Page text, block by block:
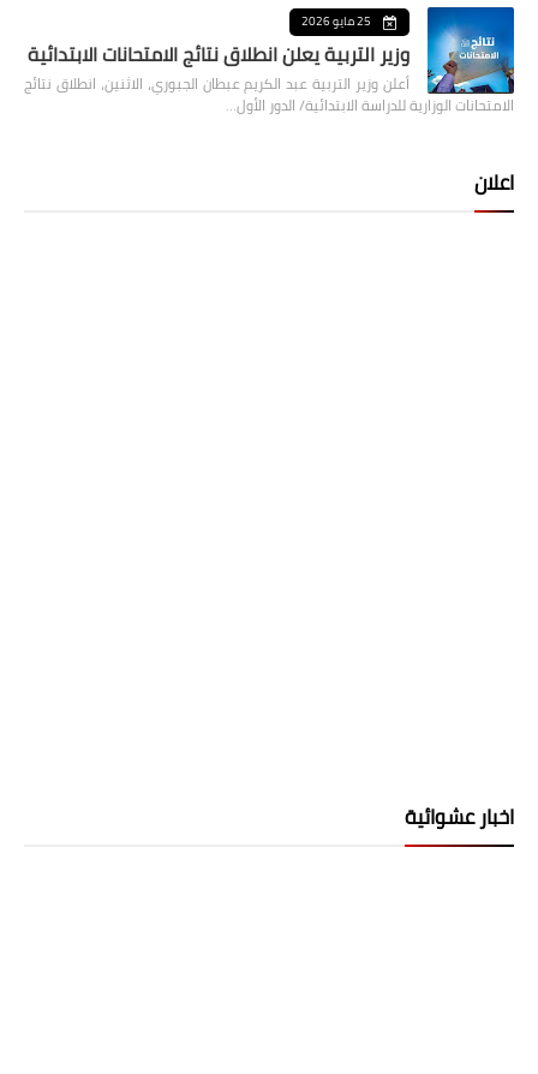
25 مايو 2026
وزير التربية يعلن انطلاق نتائج الامتحانات الابتدائية
أعلن وزير التربية عبد الكريم عبطان الجبوري، الاثنين، انطلاق نتائج
الامتحانات الوزارية للدراسة الابتدائية/ الدور الأول…
اعلان
اخبار عشوائية